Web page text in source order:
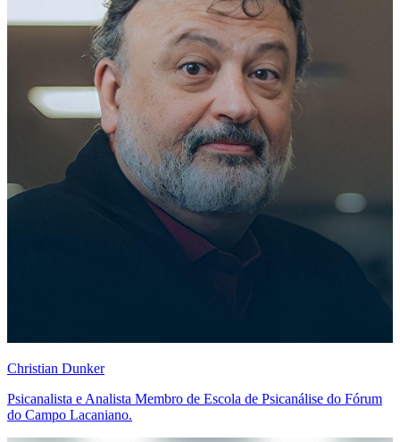
Christian Dunker
Psicanalista e Analista Membro de Escola de Psicanálise do Fórum
do Campo Lacaniano.